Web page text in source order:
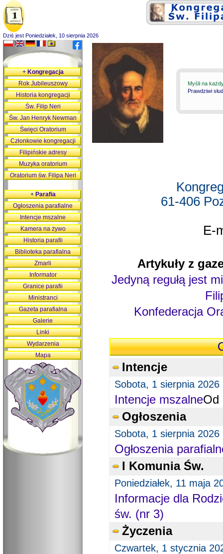
Dziś jest Poniedziałek, 10 sierpnia 2026
Myśli na
Prawdziwi
61-406
E-
Artykuły z
Jedyną regułą jest
Konfederacja
Intencje
Sobota, 1 sierpnia 2026
Intencje mszalneOd
Ogłoszenia
Sobota, 1 sierpnia 2026
Ogłoszenia
I Komunia Św.
Poniedziałek, 11 maja
Informacje dla
św. (nr 3)
Życzenia
Czwartek, 1 stycznia
+Kongregacja
Rok Jubileuszowy
Historia kongregacji
Św. Filip Neri
Św. Jan Henryk Newman
Święci Oratorium
Członkowie kongregacji
Filipińskie adresy
Muzyka oratorium
Oratorium św. Filipa Neri
+Parafia
Ogłoszenia parafialne
Intencje mszalne
Kamera na żywo
Historia parafii
Biblioteka parafialna
Zmarli
Informator
Granice parafii
Ministranci
Gazeta parafialna
Galerie
Linki
Wydarzenia
Mapa